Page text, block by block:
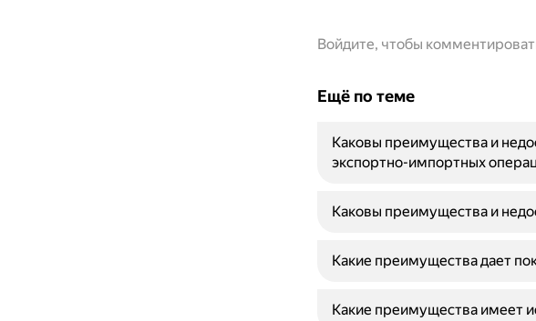
Войдите, чтобы
Ещё по теме
Каковы преимущества и
экспортно-импортных
Каковы преимущества и
Какие преимущества дает
Какие преимущества имеет